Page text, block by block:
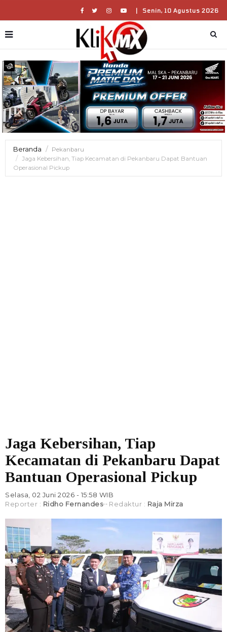
| Senin, 10 Agustus 2026
Beranda
Pekanbaru
Jaga Kebersihan, Tiap Kecamatan di Pekanbaru Dapat Bantuan
Operasional Pickup
Jaga Kebersihan, Tiap
Kecamatan di Pekanbaru Dapat
Bantuan Operasional Pickup
Selasa, 02 Juni 2026 - 15:58 WIB
Reporter : Ridho Fernandes Redaktur : Raja Mirza